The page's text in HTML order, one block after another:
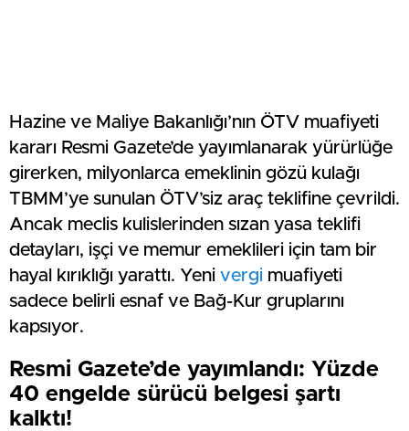
Hazine ve Maliye Bakanlığı’nın ÖTV muafiyeti
kararı Resmi Gazete’de yayımlanarak yürürlüğe
girerken, milyonlarca emeklinin gözü kulağı
TBMM’ye sunulan ÖTV’siz araç teklifine çevrildi.
Ancak meclis kulislerinden sızan yasa teklifi
detayları, işçi ve memur emeklileri için tam bir
hayal kırıklığı yarattı. Yeni vergi muafiyeti
sadece belirli esnaf ve Bağ-Kur gruplarını
kapsıyor.
Resmi Gazete’de yayımlandı: Yüzde
40 engelde sürücü belgesi şartı
kalktı!